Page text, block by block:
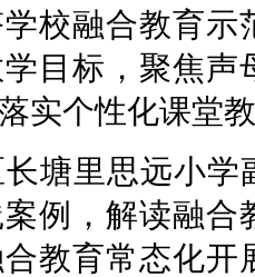
校融合教育
目标，聚焦
实个性化课堂
塘里思远小
例，解读融
教育常态化